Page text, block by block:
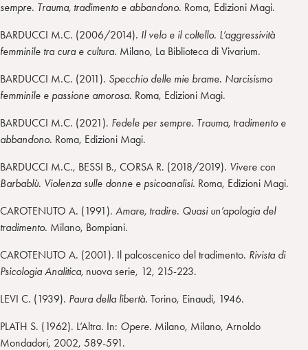
sempre. Trauma, tradimento e abbandono. Roma, Edizioni Magi.
BARDUCCI M.C. (2006/2014). Il velo e il coltello. L’aggressività
femminile tra cura e cultura. Milano, La Biblioteca di Vivarium.
BARDUCCI M.C. (2011). Specchio delle mie brame. Narcisismo
femminile e passione amorosa. Roma, Edizioni Magi.
BARDUCCI M.C. (2021). Fedele per sempre. Trauma, tradimento e
abbandono. Roma, Edizioni Magi.
BARDUCCI M.C., BESSI B., CORSA R. (2018/2019). Vivere con
Barbablù. Violenza sulle donne e psicoanalisi. Roma, Edizioni Magi.
CAROTENUTO A. (1991). Amare, tradire. Quasi un’apologia del
tradimento. Milano, Bompiani.
CAROTENUTO A. (2001). Il palcoscenico del tradimento. Rivista di
Psicologia Analitica, nuova serie, 12, 215-223.
LEVI C. (1939). Paura della libertà. Torino, Einaudi, 1946.
PLATH S. (1962). L’Altra. In: Opere. Milano, Milano, Arnoldo
Mondadori, 2002, 589-591.